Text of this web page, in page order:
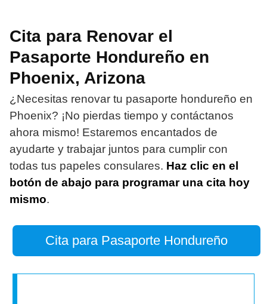
Cita para Renovar el
Pasaporte Hondureño en
Phoenix, Arizona
¿Necesitas renovar tu pasaporte hondureño en
Phoenix? ¡No pierdas tiempo y contáctanos
ahora mismo! Estaremos encantados de
ayudarte y trabajar juntos para cumplir con
todas tus papeles consulares. Haz clic en el
botón de abajo para programar una cita hoy
mismo.
Cita para Pasaporte Hondureño